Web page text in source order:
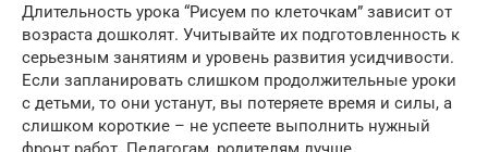
Длительность урока “Рисуем по клеточкам” зависит от
возраста дошколят. Учитывайте их подготовленность к
серьезным занятиям и уровень развития усидчивости.
Если запланировать слишком продолжительные уроки
с детьми, то они устанут, вы потеряете время и силы, а
слишком короткие – не успеете выполнить нужный